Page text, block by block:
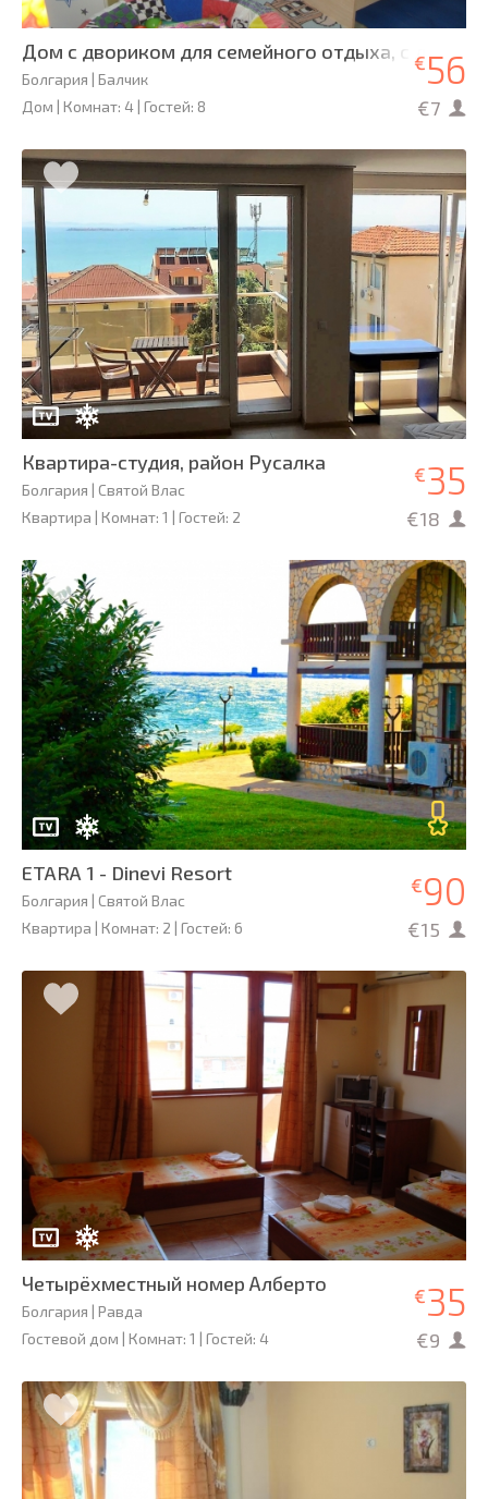
Дом с двориком для семейного отдыха, с детьми
Болгария | Балчик
Дом | Комнат: 4 | Гостей: 8
€56
€7
Квартира-студия, район Русалка
Болгария | Святой Влас
Квартира | Комнат: 1 | Гостей: 2
€35
€18
ETARA 1 - Dinevi Resort
Болгария | Святой Влас
Квартира | Комнат: 2 | Гостей: 6
€90
€15
Четырёхместный номер Алберто
Болгария | Равда
Гостевой дом | Комнат: 1 | Гостей: 4
€35
€9